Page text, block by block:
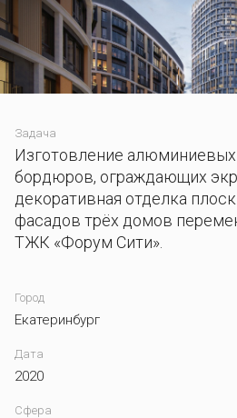
Задача
Изготовление алюминиевых
бордюров, ограждающих
декоративная отделка
фасадов трёх домов
ТЖК «Форум Сити».
Город
Екатеринбург
Дата
2020
Сфера